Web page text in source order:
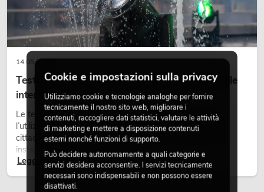
549,00€
14.05.2026
Teste mobili outdoor: teste mobili resistenti alle
intemperie per eventi
Le teste mobili outdoor sono proiettori motorizzati per
l’utilizzo all’aperto. Vengono impiegate in festival, feste
cittadine, concerti open-air, allestimenti architetturali e
installazioni temporanee all’esterno.
Leggi ora
Cookie e impostazioni sulla privacy
Utilizziamo cookie e tecnologie analoghe per fornire
tecnicamente il nostro sito web, migliorare i
contenuti, raccogliere dati statistici, valutare le attività
di marketing e mettere a disposizione contenuti
esterni nonché funzioni di supporto.
Può decidere autonomamente a quali categorie e
servizi desidera acconsentire. I servizi tecnicamente
necessari sono indispensabili e non possono essere
disattivati.